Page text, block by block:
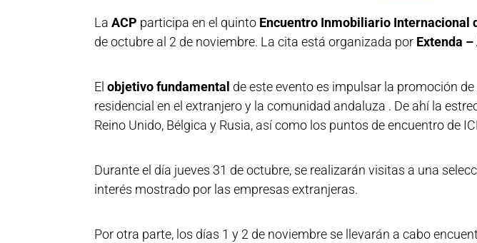
La ACP participa en el quinto Encuentro Inmobiliario Internacional
de octubre al 2 de noviembre. La cita está organizada por Extenda
El objetivo fundamental de este evento es impulsar la promoción
residencial en el extranjero y la comunidad andaluza . De ahí la
Reino Unido, Bélgica y Rusia, así como los puntos de encuentro de
Durante el día jueves 31 de octubre, se realizarán visitas a una
interés mostrado por las empresas extranjeras.
Por otra parte, los días 1 y 2 de noviembre se llevarán a cabo